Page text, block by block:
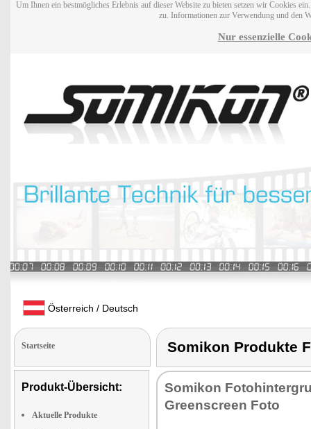
Um Ihnen ein bestmögliches Erlebnis auf dieser Website zu bieten setzen wir Cookies
zu. Informationen zur Verwendung und den
Nur essenzielle
Österreich / Deutsch
Startseite
Produkt-Übersicht:
Aktuelle Produkte
Somikon Produkte
Somikon
Greenscreen Foto